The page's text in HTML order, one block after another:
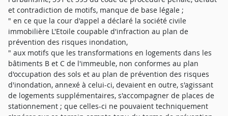
et contradiction de motifs, manque de base légale ;
" en ce que la cour d'appel a déclaré la société civile
immobilière L'Etoile coupable d'infraction au plan de
prévention des risques inondation,
" aux motifs que les transformations en logements dans les
bâtiments B et C de l'immeuble, non conformes au plan
d'occupation des sols et au plan de prévention des risques
d'inondation, annexé à celui-ci, devaient en outre, s'agissant
de logements supplémentaires, s'accompagner de places de
stationnement ; que celles-ci ne pouvaient techniquement